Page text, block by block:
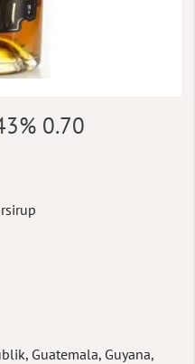
0.70
Guatemala, Guyana,